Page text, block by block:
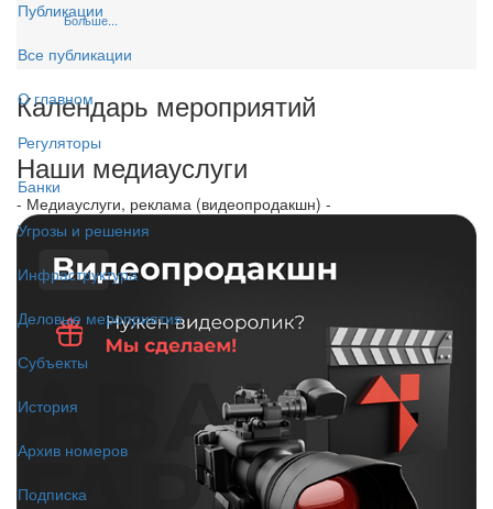
Публикации
Все публикации
О главном
Регуляторы
Банки
Угрозы и решения
Инфраструктура
Деловые мероприятия
Субъекты
История
Архив номеров
Подписка
Больше...
Календарь мероприятий
Наши медиауслуги
- Медиауслуги, реклама (видеопродакшн) -